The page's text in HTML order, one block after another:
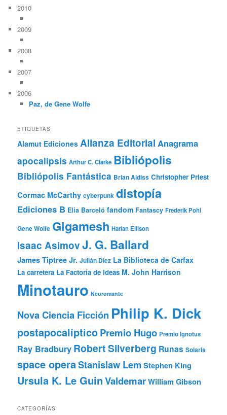
2010
2009
2008
2007
2006
Paz, de Gene Wolfe
ETIQUETAS
Alamut Ediciones Alianza Editorial Anagrama
apocalipsis Arthur C. Clarke Bibliópolis
Bibliópolis Fantástica Brian Aldiss Christopher Priest
Cormac McCarthy cyberpunk distopía
Ediciones B Elia Barceló fandom Fantascy Frederik Pohl
Gene Wolfe Gigamesh Harlan Ellison
Isaac AsimovJ. G. Ballard
James Tiptree Jr. Julián Díez La Biblioteca de Carfax
La carretera La Factoría de Ideas M. John Harrison
Minotauro Neuromante
Nova Ciencia Ficción Philip K. Dick
postapocalípticoPremio Hugo Premio Ignotus
Ray Bradbury Robert Silverberg Runas Solaris
space operaStanislaw Lem Stephen King
Ursula K. Le GuinValdemarWilliam Gibson
CATEGORÍAS